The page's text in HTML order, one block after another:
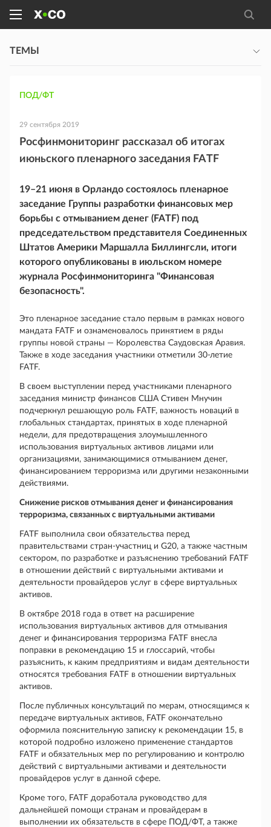
ТЕМЫ
ПОД/ФТ
29 сентября 2019
Росфинмониторинг рассказал об итогах
июньского пленарного заседания FATF
19–21 июня в Орландо состоялось пленарное
заседание Группы разработки финансовых мер
борьбы с отмыванием денег (FATF) под
председательством представителя Соединенных
Штатов Америки Маршалла Биллингсли, итоги
которого опубликованы в июльском номере
журнала Росфинмониторинга "Финансовая
безопасность".
Это пленарное заседание стало первым в рамках нового
мандата FATF и ознаменовалось принятием в ряды
группы новой страны — Королевства Саудовская Аравия.
Также в ходе заседания участники отметили 30-летие
FATF.
В своем выступлении перед участниками пленарного
заседания министр финансов США Стивен Мнучин
подчеркнул решающую роль FATF, важность новаций в
глобальных стандартах, принятых в ходе пленарной
недели, для предотвращения злоумышленного
использования виртуальных активов лицами или
организациями, занимающимися отмыванием денег,
финансированием терроризма или другими незаконными
действиями.
Снижение рисков отмывания денег и финансирования
терроризма, связанных с виртуальными активами
FATF выполнила свои обязательства перед
правительствами стран-участниц и G20, а также частным
сектором, по разработке и разъяснению требований FATF
в отношении действий с виртуальными активами и
деятельности провайдеров услуг в сфере виртуальных
активов.
В октябре 2018 года в ответ на расширение
использования виртуальных активов для отмывания
денег и финансирования терроризма FATF внесла
поправки в рекомендацию 15 и глоссарий, чтобы
разъяснить, к каким предприятиям и видам деятельности
относятся требования FATF в отношении виртуальных
активов.
После публичных консультаций по мерам, относящимся к
передаче виртуальных активов, FATF окончательно
оформила пояснительную записку к рекомендации 15, в
которой подробно изложено применение стандартов
FATF и обязательных мер по регулированию и контролю
действий с виртуальными активами и деятельности
провайдеров услуг в данной сфере.
Кроме того, FATF доработала руководство для
дальнейшей помощи странам и провайдерам в
выполнении их обязательств в сфере ПОД/ФТ, а также